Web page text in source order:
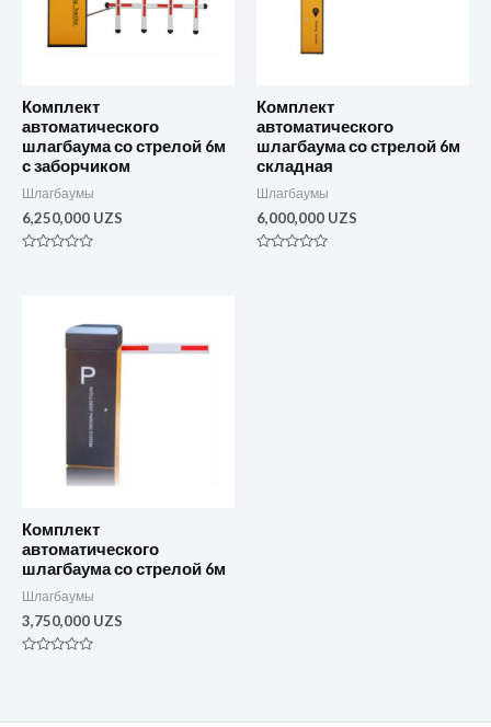
Комплект
автоматического
шлагбаума со стрелой 6м
с заборчиком
Шлагбаумы
6,250,000 UZS
Комплект
автоматического
шлагбаума со стрелой 6м
складная
Шлагбаумы
6,000,000 UZS
Комплект
автоматического
шлагбаума со стрелой 6м
Шлагбаумы
3,750,000 UZS